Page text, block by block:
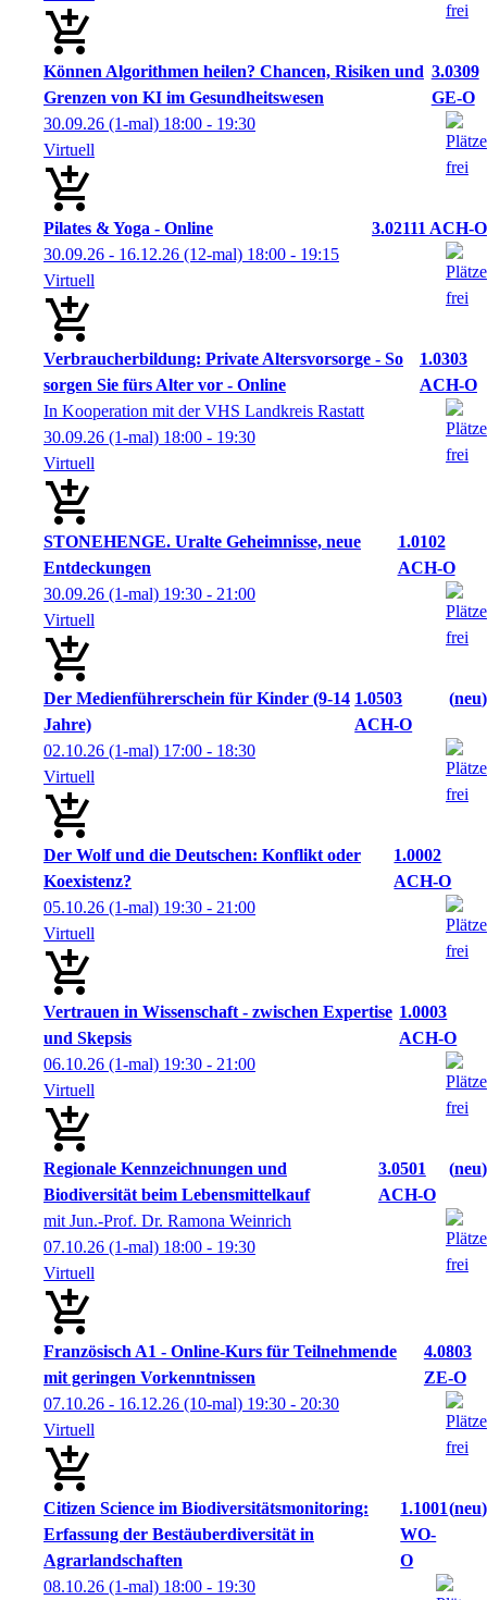
Können Algorithmen heilen? Chancen, Risiken und
Grenzen von KI im Gesundheitswesen
3.0309
GE-O
30.09.26 (1-mal) 18:00 - 19:30
Virtuell
Pilates & Yoga - Online
3.02111 ACH-O
30.09.26 - 16.12.26 (12-mal) 18:00 - 19:15
Virtuell
Verbraucherbildung: Private Altersvorsorge - So
sorgen Sie fürs Alter vor - Online
1.0303
ACH-O
In Kooperation mit der VHS Landkreis Rastatt
30.09.26 (1-mal) 18:00 - 19:30
Virtuell
STONEHENGE. Uralte Geheimnisse, neue
Entdeckungen
1.0102
ACH-O
30.09.26 (1-mal) 19:30 - 21:00
Virtuell
Der Medienführerschein für Kinder (9-14
Jahre)
1.0503
ACH-O
neu
02.10.26 (1-mal) 17:00 - 18:30
Virtuell
Der Wolf und die Deutschen: Konflikt oder
Koexistenz?
1.0002
ACH-O
05.10.26 (1-mal) 19:30 - 21:00
Virtuell
Vertrauen in Wissenschaft - zwischen Expertise
und Skepsis
1.0003
ACH-O
06.10.26 (1-mal) 19:30 - 21:00
Virtuell
Regionale Kennzeichnungen und
Biodiversität beim Lebensmittelkauf
3.0501
ACH-O
neu
mit Jun.-Prof. Dr. Ramona Weinrich
07.10.26 (1-mal) 18:00 - 19:30
Virtuell
Französisch A1 - Online-Kurs für Teilnehmende
mit geringen Vorkenntnissen
4.0803
ZE-O
07.10.26 - 16.12.26 (10-mal) 19:30 - 20:30
Virtuell
Citizen Science im Biodiversitätsmonitoring:
Erfassung der Bestäuberdiversität in
Agrarlandschaften
1.1001
WO-
O
neu
08.10.26 (1-mal) 18:00 - 19:30